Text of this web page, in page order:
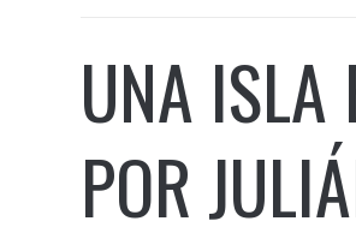
contenido
UNA ISLA
POR